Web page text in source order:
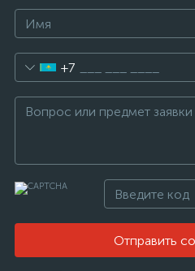
+7
Отправить